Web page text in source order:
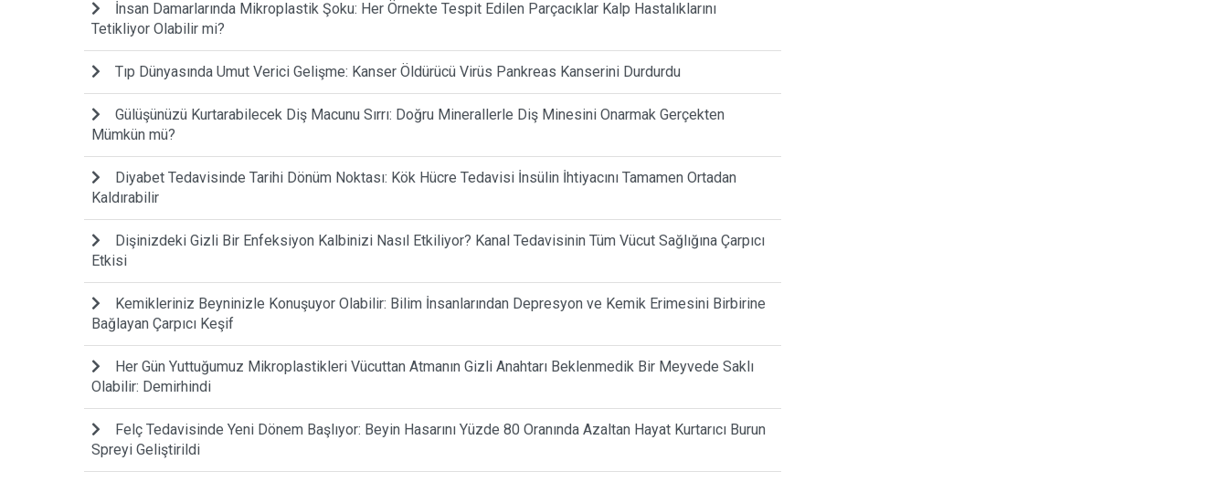
İnsan Damarlarında Mikroplastik Şoku: Her Örnekte Tespit Edilen Parçacıklar Kalp Hastalıklarını
Tetikliyor Olabilir mi?
Tıp Dünyasında Umut Verici Gelişme: Kanser Öldürücü Virüs Pankreas Kanserini Durdurdu
Gülüşünüzü Kurtarabilecek Diş Macunu Sırrı: Doğru Minerallerle Diş Minesini Onarmak Gerçekten
Mümkün mü?
Diyabet Tedavisinde Tarihi Dönüm Noktası: Kök Hücre Tedavisi İnsülin İhtiyacını Tamamen Ortadan
Kaldırabilir
Dişinizdeki Gizli Bir Enfeksiyon Kalbinizi Nasıl Etkiliyor? Kanal Tedavisinin Tüm Vücut Sağlığına Çarpıcı
Etkisi
Kemikleriniz Beyninizle Konuşuyor Olabilir: Bilim İnsanlarından Depresyon ve Kemik Erimesini Birbirine
Bağlayan Çarpıcı Keşif
Her Gün Yuttuğumuz Mikroplastikleri Vücuttan Atmanın Gizli Anahtarı Beklenmedik Bir Meyvede Saklı
Olabilir: Demirhindi
Felç Tedavisinde Yeni Dönem Başlıyor: Beyin Hasarını Yüzde 80 Oranında Azaltan Hayat Kurtarıcı Burun
Spreyi Geliştirildi